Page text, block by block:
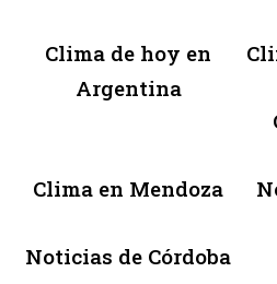
Clima de hoy en
Argentina
Clima en Mendoza
Noticias de Córdoba